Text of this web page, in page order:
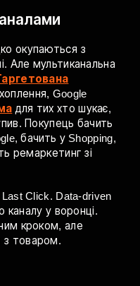
агресивних
товари
у
Shopping
сегментації за
Але мультиканальна
Таргетована
Google
для тих хто шукає,
бачить у Shopping,